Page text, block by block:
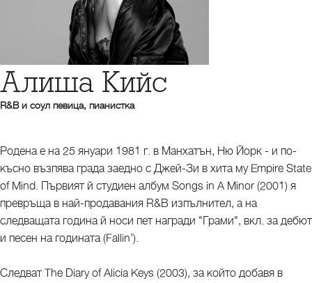
Алиша Кийс
R&B и соул певица, пианистка
Родена е на 25 януари 1981 г. в Манхатън, Ню Йорк - и по-
късно възпява града заедно с Джей-Зи в хита му Empire State
of Mind. Първият й студиен албум Songs in A Minor (2001) я
превръща в най-продавания R&B изпълнител, а на
следващата година й носи пет награди "Грами", вкл. за дебют
и песен на годината (Fallin').
Следват The Diary of Alicia Keys (2003), за който добавя в